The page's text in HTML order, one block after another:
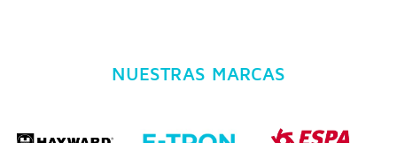
NUESTRAS MARCAS